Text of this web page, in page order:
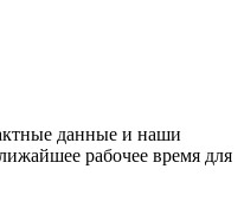
данные и наши
рабочее время для